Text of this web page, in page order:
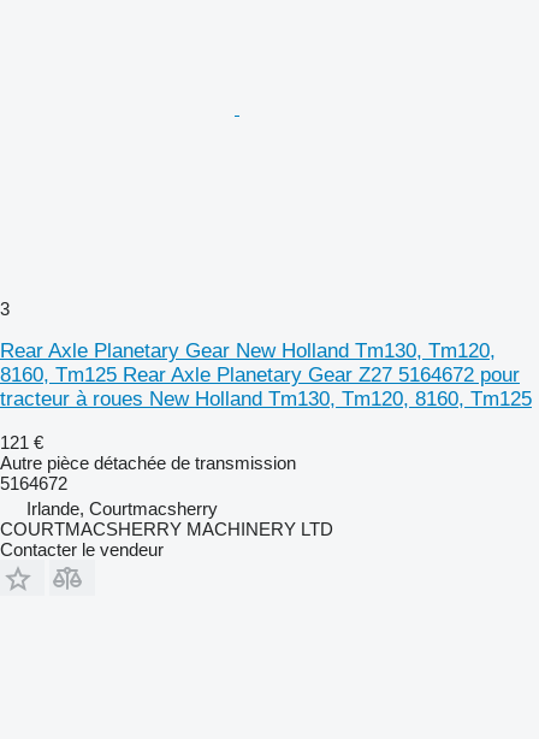
3
Rear Axle Planetary Gear New Holland Tm130, Tm120,
8160, Tm125 Rear Axle Planetary Gear Z27 5164672 pour
tracteur à roues New Holland Tm130, Tm120, 8160, Tm125
121 €
Autre pièce détachée de transmission
5164672
Irlande, Courtmacsherry
COURTMACSHERRY MACHINERY LTD
Contacter le vendeur